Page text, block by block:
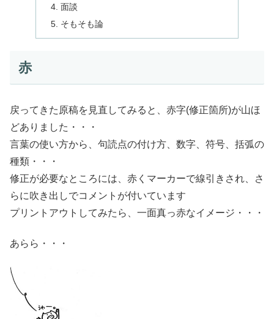
面談
そもそも論
赤
戻ってきた原稿を見直してみると、赤字(修正箇所)が山ほ
どありました・・・
言葉の使い方から、句読点の付け方、数字、符号、括弧の
種類・・・
修正が必要なところには、赤くマーカーで線引きされ、さ
らに吹き出しでコメントが付いています
プリントアウトしてみたら、一面真っ赤なイメージ・・・
あらら・・・